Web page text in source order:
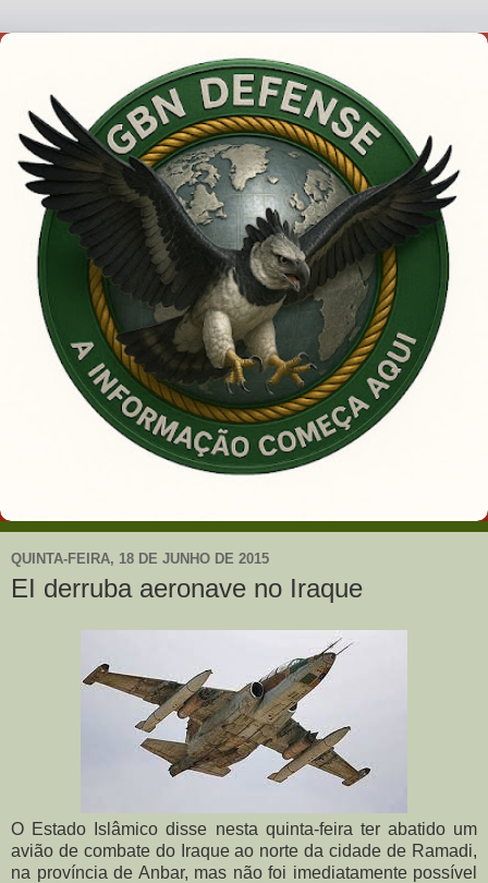
QUINTA-FEIRA, 18 DE JUNHO DE 2015
EI derruba aeronave no Iraque
O Estado Islâmico disse nesta quinta-feira ter abatido um
avião de combate do Iraque ao norte da cidade de Ramadi,
na província de Anbar, mas não foi imediatamente possível